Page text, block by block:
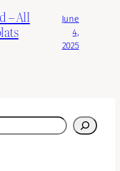
– All
June
4,
2025